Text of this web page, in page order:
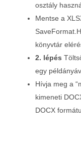
osztály
Mentse a
könyvtár
2. lépés
egy
Hívja meg a
kimeneti
DOCX